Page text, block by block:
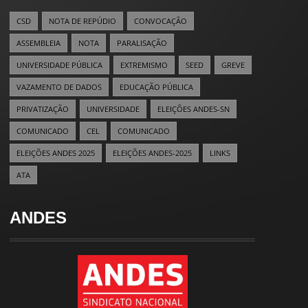
CSD NOTA DE REPÚDIO CONVOCAÇÃO
ASSEMBLEIA NOTA PARALISAÇÃO
UNIVERSIDADE PÚBLICA EXTREMISMO SEED GREVE
VAZAMENTO DE DADOS EDUCAÇÃO PÚBLICA
PRIVATIZAÇÃO UNIVERSIDADE ELEIÇÕES ANDES-SN
COMUNICADO CEL COMUNICADO
ELEIÇÕES ANDES 2025 ELEIÇÕES ANDES-2025 LINKS
ATA
ANDES